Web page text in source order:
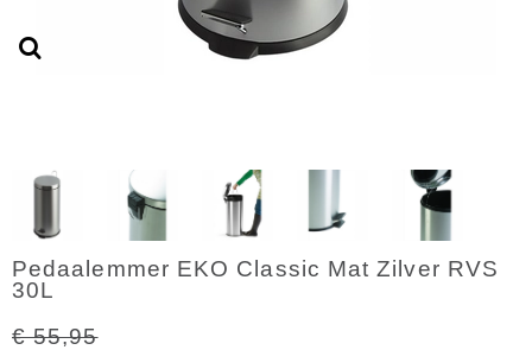
Pedaalemmer EKO Classic Mat Zilver RVS
30L
€ 55,95